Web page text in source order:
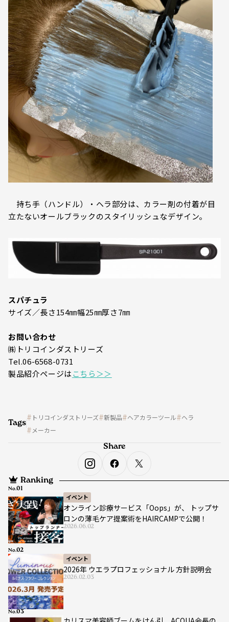
持ち手（ハンドル）・ヘラ部分は、カラー剤の付着が目
立たないオールブラックのスタイリッシュなデザイン。
スパチュラ
サイズ／長さ154㎜幅25㎜厚さ7㎜
お問い合わせ
㈱トリコインダストリーズ
Tel.06-6568-0731
製品紹介ページはこちら＞＞
Tags
トリコインダストリーズ 新製品 ヘアカラーツール
ヘラ
メーカー
Ranking
イベント
オンライン診療サービス「Oops」が、 トップサ
ロンの薄毛ケア提案術をHAIRCAMPで公開！
2026.06.02
No.
イベント
2026年 ウエラプロフェッショナル 方針説明会
2026.02.03
No.
No.
Share